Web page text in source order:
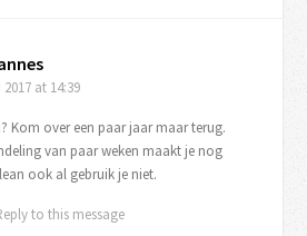
2017 at 14:39
Kom over een paar jaar maar terug.
van paar weken maakt je nog
ook al gebruik je niet.
to this message